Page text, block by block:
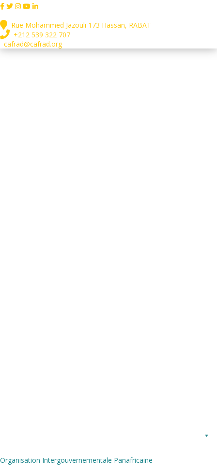
Rue Mohammed Jazouli 173 Hassan, RABAT
+212 539 322 707
cafrad@cafrad.org
Organisation Intergouvernementale Panafricaine